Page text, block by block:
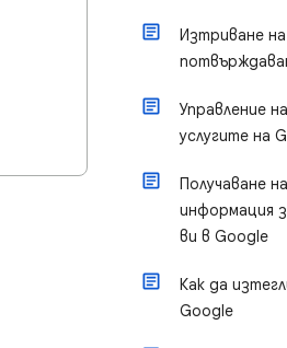
Изтриване
Управление
услугите на
Получаване
информация
ви в Google
Как да
Google